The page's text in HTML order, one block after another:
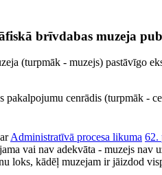
brīvdabas muzeja
(turpmāk - muzejs) pastāvīgo
pakalpojumu cenrādis (turpmāk -
Administratīvā procesa likuma 62.
vai nav adekvāta - muzejs
loks, kādēļ muzejam ir jāizdod